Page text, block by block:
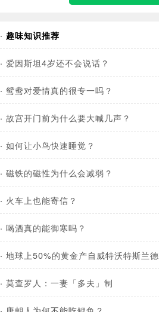
· 趣味知识推荐
· 爱因斯坦4岁还不会说话？
· 鸳鸯对爱情真的很专一吗？
· 故宫开门前为什么要大喊几声？
· 如何让小鸟快速睡觉？
· 磁铁的磁性为什么会减弱？
· 火车上也能寄信？
· 喝酒真的能御寒吗？
· 地球上50%的黄金产自威特沃特斯兰德
· 莫查罗人：一妻「多夫」制